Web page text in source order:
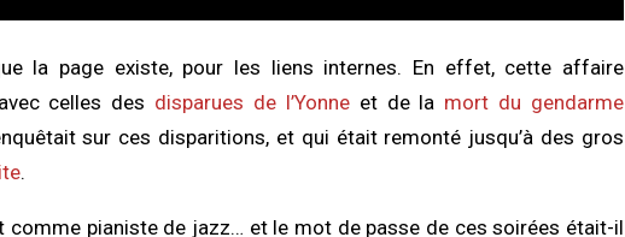
la page existe, pour les liens internes. En effet, cette affaire
celles des disparues de l’Yonneet de la mort du gendarme
sur ces disparitions, et qui était remonté jusqu’à des gros
.
comme pianiste de jazz… et le mot de passe de ces soirées était-il